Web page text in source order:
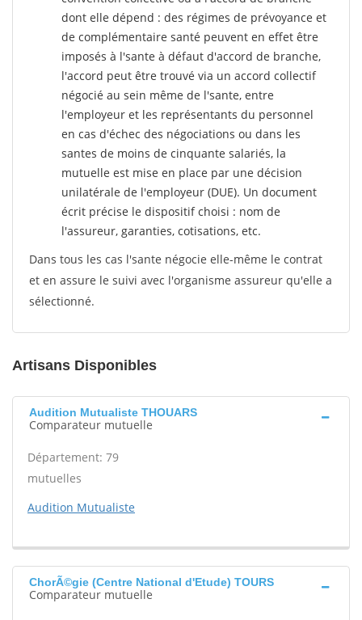
dont elle dépend : des régimes de prévoyance et
de complémentaire santé peuvent en effet être
imposés à l'sante à défaut d'accord de branche,
l'accord peut être trouvé via un accord collectif
négocié au sein même de l'sante, entre
l'employeur et les représentants du personnel
en cas d'échec des négociations ou dans les
santes de moins de cinquante salariés, la
mutuelle est mise en place par une décision
unilatérale de l'employeur (DUE). Un document
écrit précise le dispositif choisi : nom de
l'assureur, garanties, cotisations, etc.
Dans tous les cas l'sante négocie elle-même le contrat
et en assure le suivi avec l'organisme assureur qu'elle a
sélectionné.
Artisans Disponibles
Audition Mutualiste THOUARS
Comparateur mutuelle
Département: 79
mutuelles
Audition Mutualiste
ChorÃ©gie (Centre National d'Etude) TOURS
Comparateur mutuelle